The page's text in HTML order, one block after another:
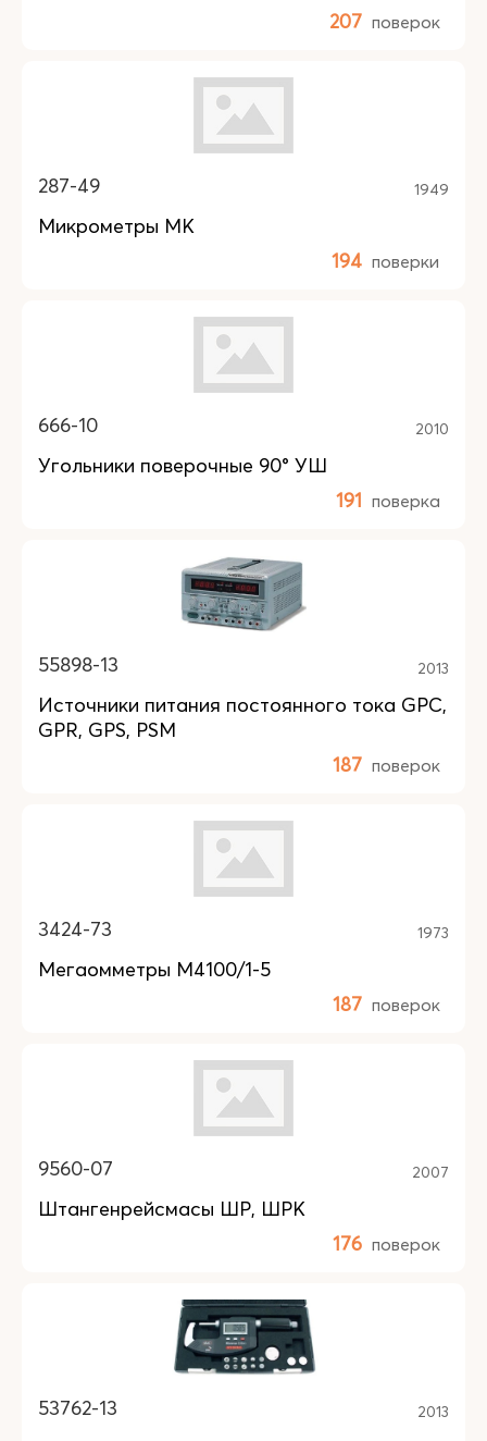
207 поверок
287-49 1949
Микрометры МК
194 поверки
666-10 2010
Угольники поверочные 90° УШ
191 поверка
55898-13 2013
Источники питания постоянного тока GPC,
GPR, GPS, PSM
187 поверок
3424-73 1973
Мегаомметры М4100/1-5
187 поверок
9560-07 2007
Штангенрейсмасы ШР, ШРК
176 поверок
53762-13 2013